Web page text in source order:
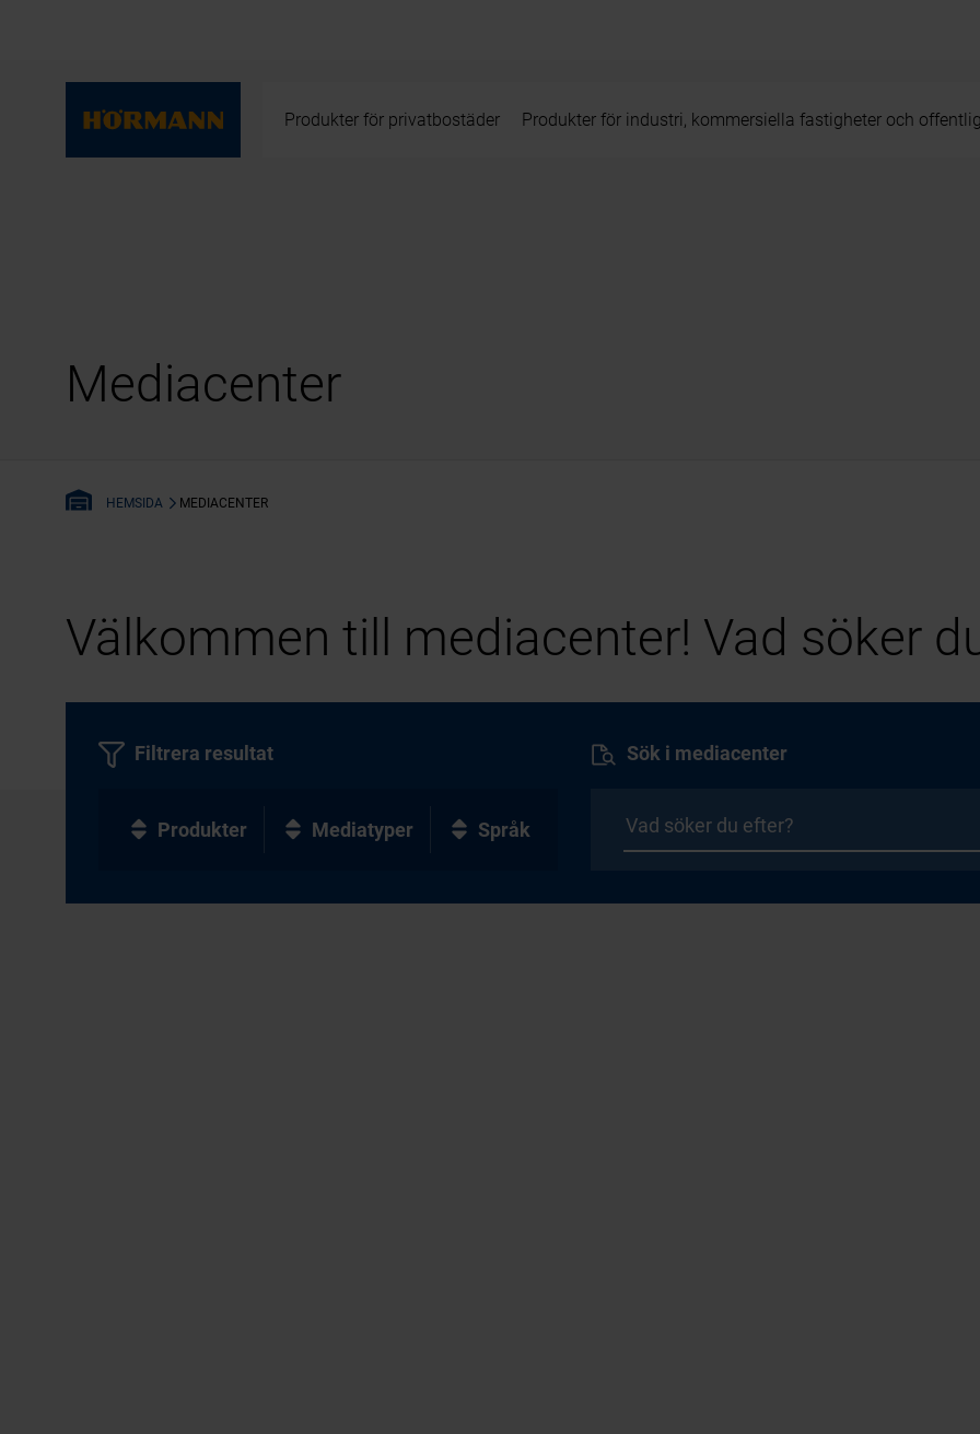
Produkter för privatbostäder Produkter för industri, kommersiella fastigheter och
Mediacenter
HEMSIDA MEDIACENTER
Välkommen till mediacenter! Vad söker
Sök i mediacenter
Filtrera resultat
Produkter Mediatyper Språk